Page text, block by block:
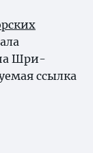
Шри-
ссылка